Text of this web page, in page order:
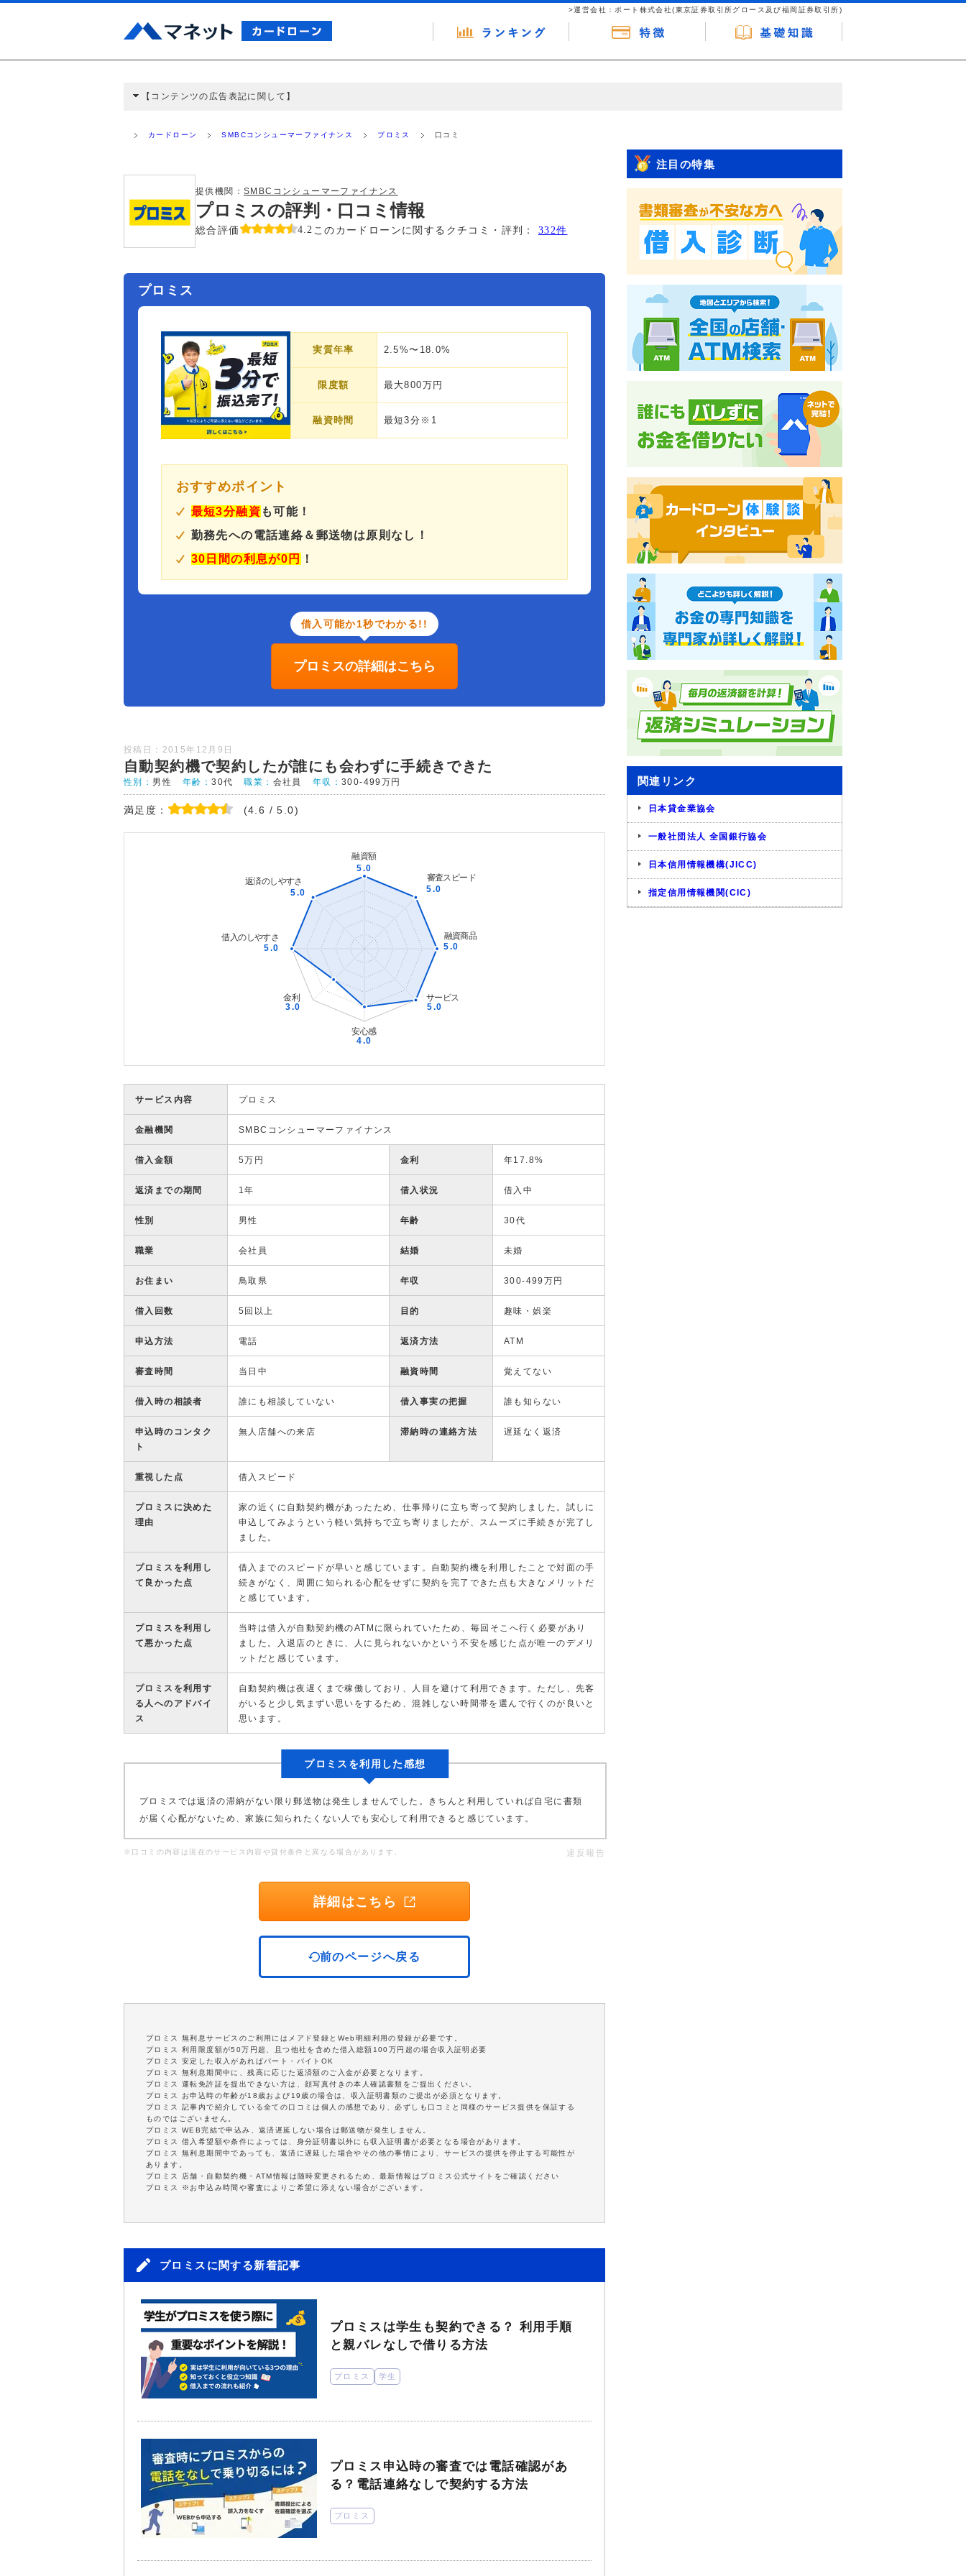
>運営会社：ポート株式会社(東京証券取引所グロース及び福岡証券取引所)
【コンテンツの広告表記に関して】
ミ収集などに基づき、公平性を担保した情報提供を行っています。
カードローン SMBCコンシューマーファイナンス プロミス 口コミ
提供機関： SMBCコンシューマーファイナンス
プロミスの評判・口コミ情報
総合評価 4.2 このカードローンに関するクチコミ・評判： 332件
プロミス
実質年率 2.5%〜18.0%
限度額 最大800万円
融資時間 最短3分※1
おすすめポイント
最短3分融資 も可能！
勤務先への電話連絡＆郵送物は原則なし！
30日間の利息が0円
！
借入可能か1秒でわかる!!
プロミスの詳細はこちら
投稿日：2015年12月9日
自動契約機で契約したが誰にも会わずに手続きできた
性別： 男性 年齢：30代 職業： 会社員 年収：300-499万円
満足度： (4.6 / 5.0)
サービス内容 プロミス
金融機関 SMBCコンシューマーファイナンス
借入金額 5万円 金利 年17.8%
返済までの期間 1年 借入状況 借入中
性別 男性 年齢 30代
職業 会社員 結婚 未婚
お住まい 鳥取県 年収 300-499万円
借入回数 5回以上 目的 趣味・娯楽
申込方法 電話 返済方法 ATM
審査時間 当日中 融資時間 覚えてない
借入時の相談者 誰にも相談していない 借入事実の把握 誰も知らない
申込時のコンタク
ト
無人店舗への来店 滞納時の連絡方法 遅延なく返済
重視した点 借入スピード
プロミスに決めた
理由
家の近くに自動契約機があったため、仕事帰りに立ち寄って契約しました。試しに
申込してみようという軽い気持ちで立ち寄りましたが、スムーズに手続きが完了し
ました。
プロミスを利用し
て良かった点
借入までのスピードが早いと感じています。自動契約機を利用したことで対面の手
続きがなく、周囲に知られる心配をせずに契約を完了できた点も大きなメリットだ
と感じています。
プロミスを利用し
て悪かった点
当時は借入が自動契約機のATMに限られていたため、毎回そこへ行く必要があり
ました。入退店のときに、人に見られないかという不安を感じた点が唯一のデメリ
ットだと感じています。
プロミスを利用す
る人へのアドバイ
ス
自動契約機は夜遅くまで稼働しており、人目を避けて利用できます。ただし、先客
がいると少し気まずい思いをするため、混雑しない時間帯を選んで行くのが良いと
思います。
プロミスを利用した感想
プロミスでは返済の滞納がない限り郵送物は発生しませんでした。きちんと利用していれば自宅に書類
が届く心配がないため、家族に知られたくない人でも安心して利用できると感じています。
※口コミの内容は現在のサービス内容や貸付条件と異なる場合があります。 違反報告
詳細はこちら
前のページへ戻る
プロミス 無利息サービスのご利用にはメアド登録とWeb明細利用の登録が必要です。
プロミス 利用限度額が50万円超、且つ他社を含めた借入総額100万円超の場合収入証明必要
プロミス 安定した収入があればパート・バイトOK
プロミス 無利息期間中に、残高に応じた返済額のご入金が必要となります。
プロミス 運転免許証を提出できない方は、顔写真付きの本人確認書類をご提出ください。
プロミス お申込時の年齢が18歳および19歳の場合は、収入証明書類のご提出が必須となります。
プロミス 記事内で紹介している全ての口コミは個人の感想であり、必ずしも口コミと同様のサービス提供を保証する
ものではございません。
プロミス WEB完結で申込み、返済遅延しない場合は郵送物が発生しません。
プロミス 借入希望額や条件によっては、身分証明書以外にも収入証明書が必要となる場合があります。
プロミス 無利息期間中であっても、返済に遅延した場合やその他の事情により、サービスの提供を停止する可能性が
あります。
プロミス 店舗・自動契約機・ATM情報は随時変更されるため、最新情報はプロミス公式サイトをご確認ください
プロミス ※お申込み時間や審査によりご希望に添えない場合がございます。
プロミスに関する新着記事
プロミスは学生も契約できる？ 利用手順
と親バレなしで借りる方法
プロミス 学生
プロミス申込時の審査では電話確認があ
る？電話連絡なしで契約する方法
プロミス
注目の特集
関連リンク
日本貸金業協会
一般社団法人 全国銀行協会
日本信用情報機構(JICC)
指定信用情報機関(CIC)